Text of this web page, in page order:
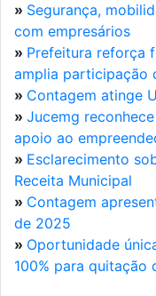
» Segurança,
com empresários
» Prefeitura reforça
amplia participação
» Contagem atinge
» Jucemg
apoio ao
» Esclarecimento
Receita Municipal
» Contagem
de 2025
» Oportunidade
100% para quitação